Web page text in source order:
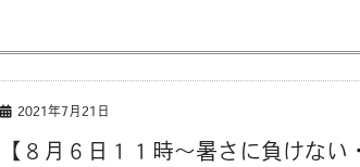
2021年7月21日
【８月６日１１時〜暑さに負けない